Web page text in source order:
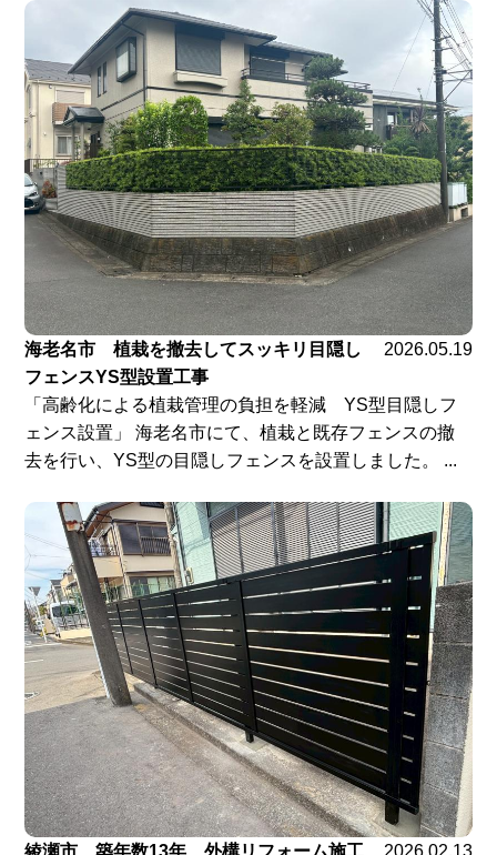
海老名市 植栽を撤去してスッキリ目隠し
フェンスYS型設置工事
2026.05.19
「高齢化による植栽管理の負担を軽減 YS型目隠しフ
ェンス設置」 海老名市にて、植栽と既存フェンスの撤
去を行い、YS型の目隠しフェンスを設置しました。 ...